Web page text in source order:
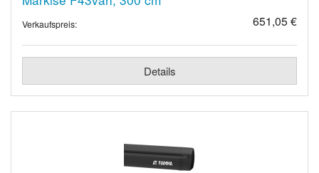
Verkaufspreis: 651,05 €
Details